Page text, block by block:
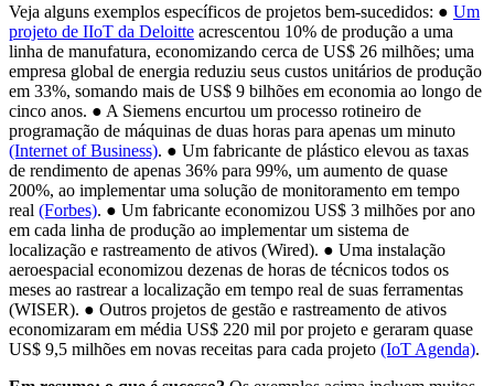
Veja alguns exemplos específicos de projetos bem-sucedidos: ● Um
projeto de IIoT da Deloitte acrescentou 10% de produção a uma
linha de manufatura, economizando cerca de US$ 26 milhões; uma
empresa global de energia reduziu seus custos unitários de produção
em 33%, somando mais de US$ 9 bilhões em economia ao longo de
cinco anos. ● A Siemens encurtou um processo rotineiro de
programação de máquinas de duas horas para apenas um minuto
(Internet of Business). ● Um fabricante de plástico elevou as taxas
de rendimento de apenas 36% para 99%, um aumento de quase
200%, ao implementar uma solução de monitoramento em tempo
real (Forbes). ● Um fabricante economizou US$ 3 milhões por ano
em cada linha de produção ao implementar um sistema de
localização e rastreamento de ativos (Wired). ● Uma instalação
aeroespacial economizou dezenas de horas de técnicos todos os
meses ao rastrear a localização em tempo real de suas ferramentas
(WISER). ● Outros projetos de gestão e rastreamento de ativos
economizaram em média US$ 220 mil por projeto e geraram quase
US$ 9,5 milhões em novas receitas para cada projeto (IoT Agenda).